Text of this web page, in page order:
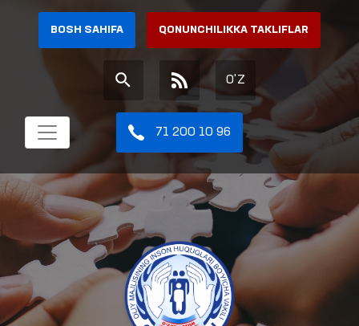
BOSH SAHIFA QONUNCHILIKKA TAKLIFLAR
O'Z
71 200 10 96